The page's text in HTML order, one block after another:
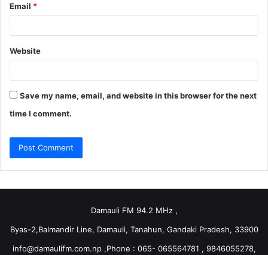
Email *
Website
Save my name, email, and website in this browser for the next
time I comment.
Damauli FM 94.2 MHz ,
Byas-2,Balmandir Line, Damauli, Tanahun, Gandaki Pradesh, 33900
info@damaulifm.com.np,Phone : 065- 065564781 , 9846055278,